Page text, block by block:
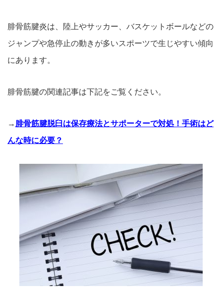
腓骨筋腱炎は、陸上やサッカー、バスケットボールなどの
ジャンプや急停止の動き が多いスポーツで生じやすい傾向
にあります。
腓骨筋腱の関連記事は下記をご覧ください。
→ 腓骨筋腱脱臼は保存療法とサポーターで対処！手術はど
んな時に必要？